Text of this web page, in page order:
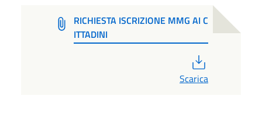
RICHIESTA ISCRIZIONE MMG AI C
ITTADINI
Scarica